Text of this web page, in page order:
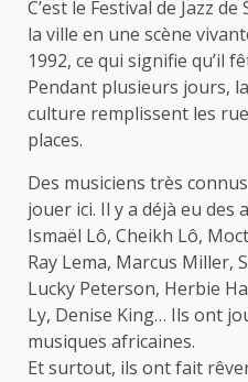
C’est le Festival de Jazz
la ville en une scène
1992, ce qui signifie qu’il
Pendant plusieurs jours,
culture remplissent les
places.
Des musiciens très
jouer ici. Il y a déjà eu des
Ismaël Lô, Cheikh Lô,
Ray Lema, Marcus Miller,
Lucky Peterson, Herbie
Ly, Denise King… Ils ont
musiques africaines.
Et surtout, ils ont fait